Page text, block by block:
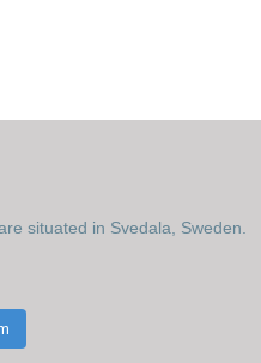
situated in Svedala, Sweden.